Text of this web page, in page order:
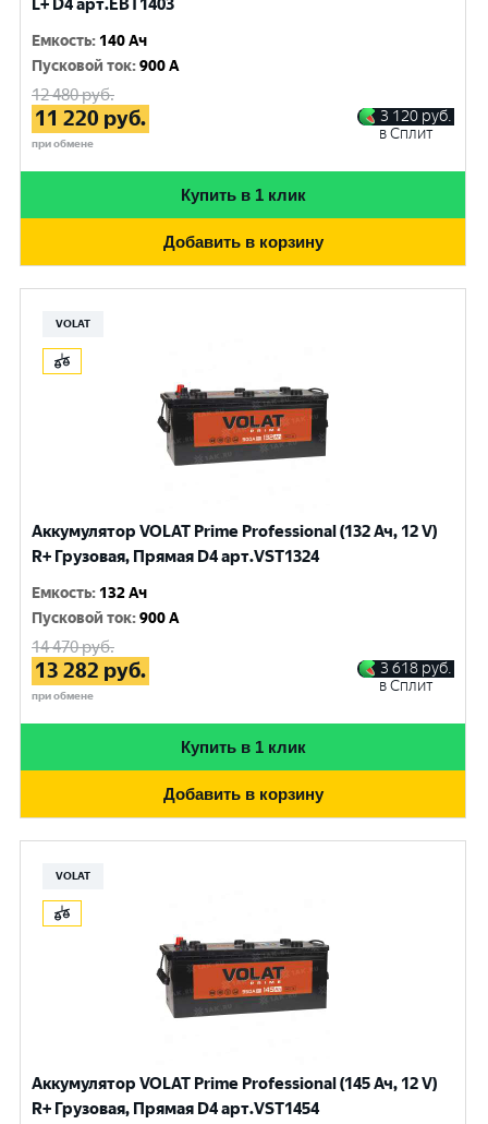
L+ D4 арт.EBT1403
Емкость: 140 Ач
Пусковой ток:900 A
12 480руб.
11 220 руб.
при обмене
3 120 руб.
в Сплит
Купить в 1 клик
Добавить в корзину
VOLAT
Аккумулятор VOLAT Prime Professional (132 Ач, 12 V)
R+ Грузовая, Прямая D4 арт.VST1324
Емкость: 132 Ач
Пусковой ток:900 A
14 470руб.
13 282 руб.
при обмене
3 618 руб.
в Сплит
Купить в 1 клик
Добавить в корзину
VOLAT
Аккумулятор VOLAT Prime Professional (145 Ач, 12 V)
R+ Грузовая, Прямая D4 арт.VST1454